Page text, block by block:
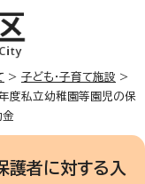
> 子ども・子育て施設 >
度私立幼稚園等園児の保
金
護者に対する入